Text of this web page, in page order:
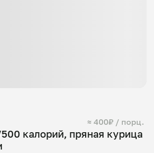
калорий, пряная курица
≈ 400₽ / порц.